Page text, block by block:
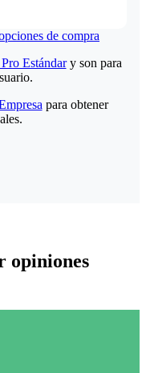
de compra
Estándary son para
para obtener
opiniones